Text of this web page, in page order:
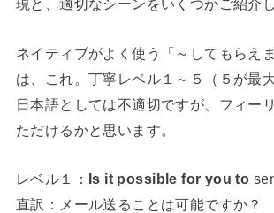
現と、適切なシーンをいくつかご紹介し
ネイティブがよく使う「～してもらえ
は、これ。丁寧レベル１～５（５が最
日本語としては不適切ですが、フィー
ただけるかと思います。
レベル１： Is it possible for you to
直訳：メール送ることは可能ですか？